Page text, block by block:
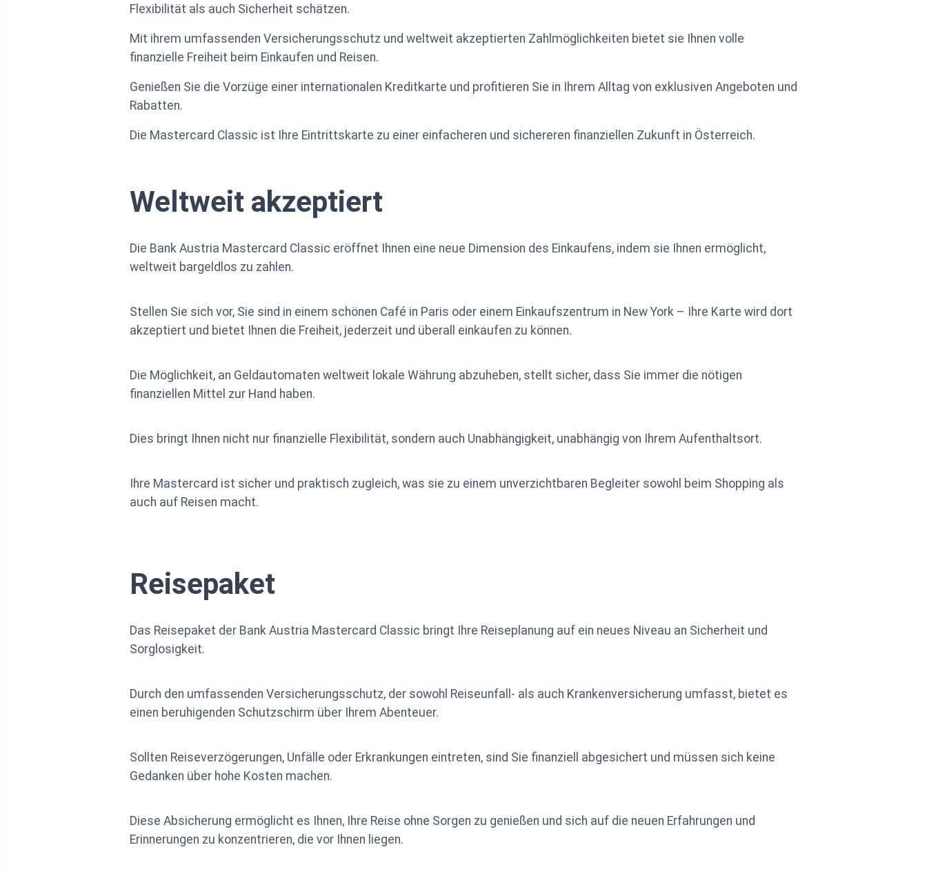
Flexibilität als auch Sicherheit schätzen.
Mit ihrem umfassenden Versicherungsschutz und weltweit akzeptierten Zahlmöglichkeiten bietet sie Ihnen volle
finanzielle Freiheit beim Einkaufen und Reisen.
Genießen Sie die Vorzüge einer internationalen Kreditkarte und profitieren Sie in Ihrem Alltag von exklusiven Angeboten und
Rabatten.
Die Mastercard Classic ist Ihre Eintrittskarte zu einer einfacheren und sichereren finanziellen Zukunft in Österreich.
Weltweit akzeptiert
Die Bank Austria Mastercard Classic eröffnet Ihnen eine neue Dimension des Einkaufens, indem sie Ihnen ermöglicht,
weltweit bargeldlos zu zahlen.
Stellen Sie sich vor, Sie sind in einem schönen Café in Paris oder einem Einkaufszentrum in New York – Ihre Karte wird dort
akzeptiert und bietet Ihnen die Freiheit, jederzeit und überall einkaufen zu können.
Die Möglichkeit, an Geldautomaten weltweit lokale Währung abzuheben, stellt sicher, dass Sie immer die nötigen
finanziellen Mittel zur Hand haben.
Dies bringt Ihnen nicht nur finanzielle Flexibilität, sondern auch Unabhängigkeit, unabhängig von Ihrem Aufenthaltsort.
Ihre Mastercard ist sicher und praktisch zugleich, was sie zu einem unverzichtbaren Begleiter sowohl beim Shopping als
auch auf Reisen macht.
Reisepaket
Das Reisepaket der Bank Austria Mastercard Classic bringt Ihre Reiseplanung auf ein neues Niveau an Sicherheit und
Sorglosigkeit.
Durch den umfassenden Versicherungsschutz, der sowohl Reiseunfall- als auch Krankenversicherung umfasst, bietet es
einen beruhigenden Schutzschirm über Ihrem Abenteuer.
Sollten Reiseverzögerungen, Unfälle oder Erkrankungen eintreten, sind Sie finanziell abgesichert und müssen sich keine
Gedanken über hohe Kosten machen.
Diese Absicherung ermöglicht es Ihnen, Ihre Reise ohne Sorgen zu genießen und sich auf die neuen Erfahrungen und
Erinnerungen zu konzentrieren, die vor Ihnen liegen.